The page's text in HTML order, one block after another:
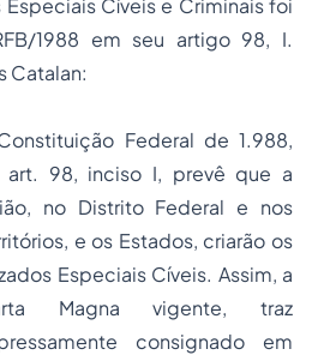
Cíveis e Criminais foi
1988 em seu artigo 98, I.
Catalan:
Federal de 1.988,
art. 98, inciso I, prevê que a
no Distrito Federal e nos
e os Estados, criarão os
Especiais Cíveis. Assim, a
Magna vigente, traz
consignado em